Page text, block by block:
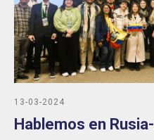
13-03-2024
Hablemos en